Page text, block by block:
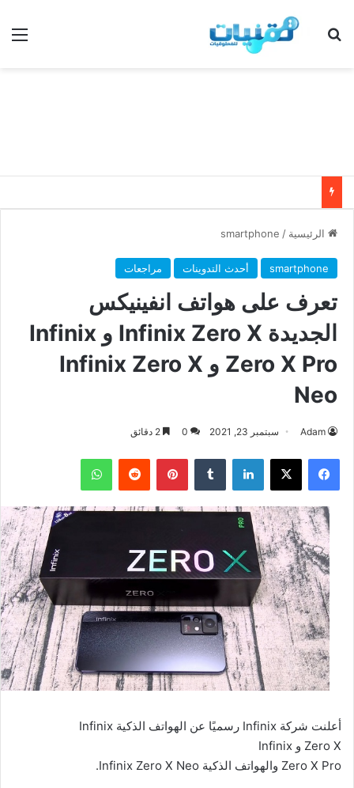
بحث عن
الرئيسية /
smartphone
smartphone أحدث التدوينات مراجعات
تعرف على هواتف انفينيكس
الجديدة Infinix Zero X و Infinix
Zero X Pro و Infinix Zero X
Neo
Adam سبتمبر 23, 2021 0
فيسبوك ‫X لينكدإن بينتيريست واتساب
أعلنت شركة Infinix رسميًا عن الهواتف الذكية Infinix
Zero X و Infinix
Zero X Pro والهواتف الذكية Infinix Zero X Neo
.